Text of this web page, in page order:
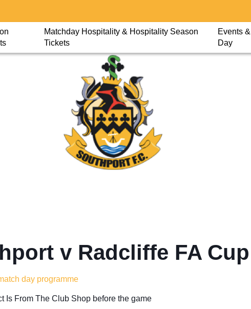
Matchday Hospitality & Hospitality Season
Tickets
Events
Day
v Radcliffe FA
day programme
Is From The Club Shop before the game